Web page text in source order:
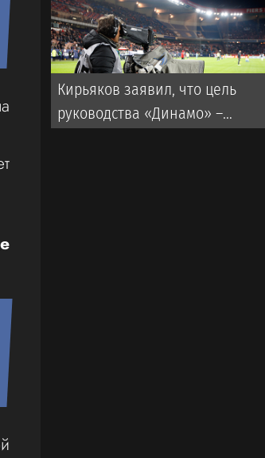
Кирьяков заявил, что цель
руководства «Динамо» –